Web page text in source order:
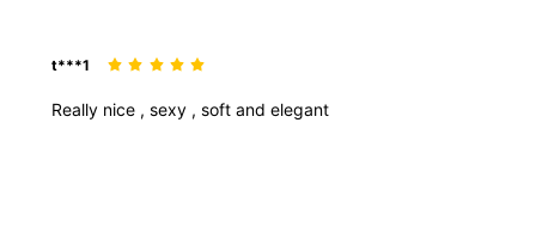
t***1
Really nice , sexy , soft and elegant